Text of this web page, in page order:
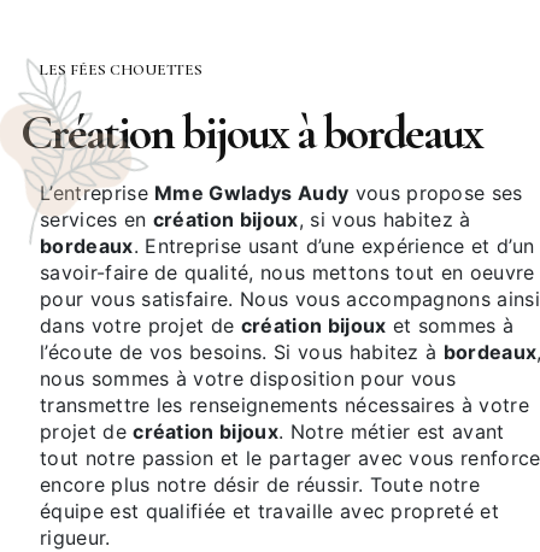
LES FÉES CHOUETTES
création bijoux à bordeaux
L’entreprise Mme Gwladys Audy vous propose ses
services en création bijoux, si vous habitez à
bordeaux. Entreprise usant d’une expérience et d’un
savoir-faire de qualité, nous mettons tout en oeuvre
pour vous satisfaire. Nous vous accompagnons ainsi
dans votre projet de création bijoux et sommes à
l’écoute de vos besoins. Si vous habitez à bordeaux
nous sommes à votre disposition pour vous
transmettre les renseignements nécessaires à votre
projet decréation bijoux. Notre métier est avant
tout notre passion et le partager avec vous renforce
encore plus notre désir de réussir. Toute notre
équipe est qualifiée et travaille avec propreté et
rigueur.